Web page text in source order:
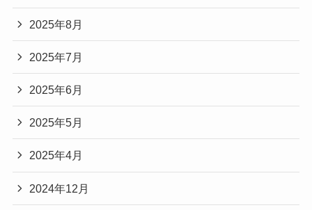
2025年8月
2025年7月
2025年6月
2025年5月
2025年4月
2024年12月